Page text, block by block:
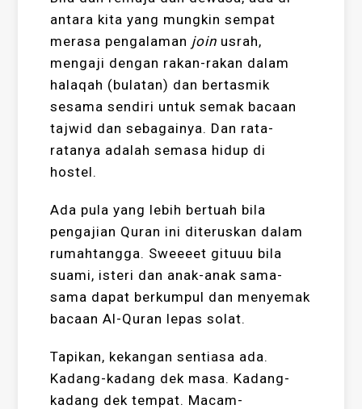
antara kita yang mungkin sempat
merasa pengalaman join usrah,
mengaji dengan rakan-rakan dalam
halaqah (bulatan) dan bertasmik
sesama sendiri untuk semak bacaan
tajwid dan sebagainya. Dan rata-
ratanya adalah semasa hidup di
hostel.
Ada pula yang lebih bertuah bila
pengajian Quran ini diteruskan dalam
rumahtangga. Sweeeet gituuu bila
suami, isteri dan anak-anak sama-
sama dapat berkumpul dan menyemak
bacaan Al-Quran lepas solat.
Tapikan, kekangan sentiasa ada.
Kadang-kadang dek masa. Kadang-
kadang dek tempat. Macam-